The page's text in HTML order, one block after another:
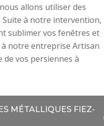
allons utiliser des
à notre intervention,
sublimer vos fenêtres et
notre entreprise Artisan
de vos persiennes à
MÉTALLIQUES FIEZ-